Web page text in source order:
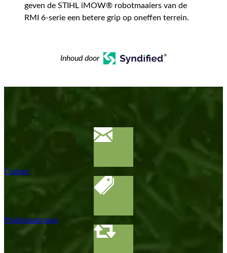
geven de STIHL iMOW® robotmaaiers van de
RMI 6-serie een betere grip op oneffen terrein.
Inhoud door
Contact
Productaanvraag